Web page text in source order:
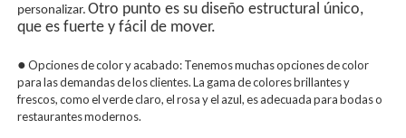
personalizar. Otro punto es su diseño estructural único,
que es fuerte y fácil de mover.
● Opciones de color y acabado: Tenemos muchas opciones de color
para las demandas de los clientes. La gama de colores brillantes y
frescos, como el verde claro, el rosa y el azul, es adecuada para bodas o
restaurantes modernos.